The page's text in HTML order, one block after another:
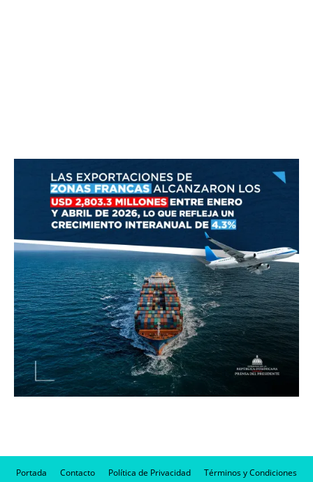
Portada Contacto Política de Privacidad Términos y Condiciones